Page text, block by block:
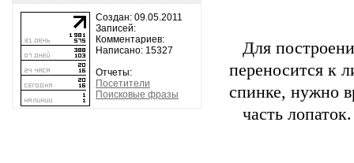
Создан: 09.05.2011
Записей:
Комментариев:
Написано: 15327
Отчеты:
Посетители
Поисковые фразы
Для
переносится к
спинке, нужно
часть